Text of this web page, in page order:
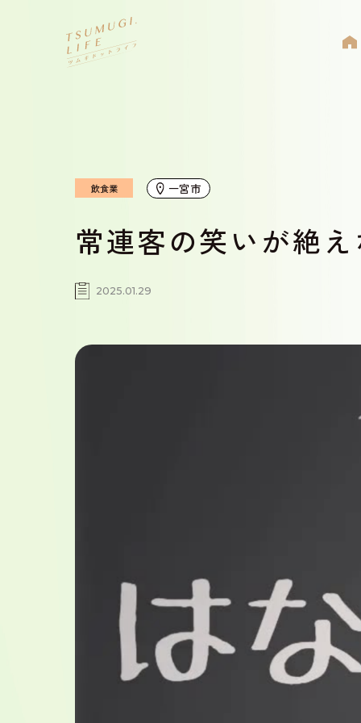
飲食業 一宮市
常連客の笑いが絶
2025.01.29